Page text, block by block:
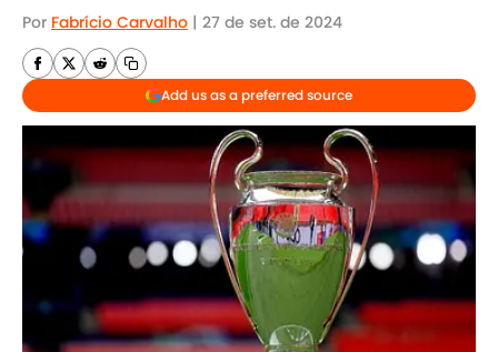
Por Fabrício Carvalho | 27 de set. de 2024
Add us as a preferred source